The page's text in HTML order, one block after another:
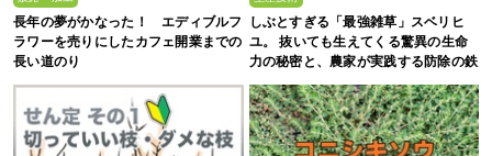
長年の夢がかなった！ エディブルフ
ラワーを売りにしたカフェ開業までの
長い道のり
しぶとすぎる「最強雑草」スベリヒ
ユ。 抜いても生えてくる驚異の生命
力の秘密と、農家が実践する防除の鉄
則